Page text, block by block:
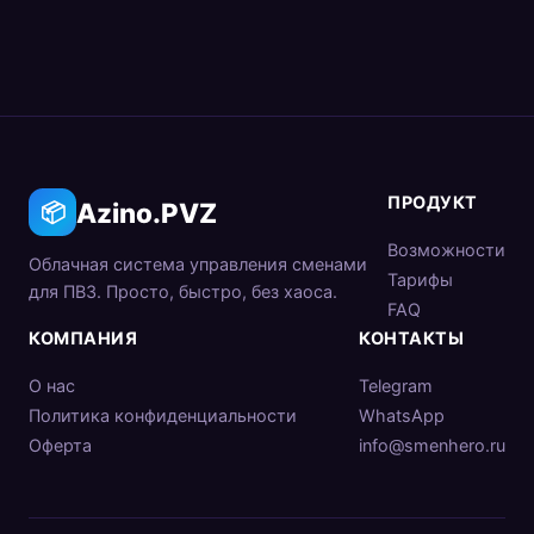
📦 Azino.PVZ
Облачная система управления сменами
для ПВЗ. Просто, быстро, без хаоса.
ПРОДУКТ
Возможности
Тарифы
FAQ
КОМПАНИЯ
О нас
Политика конфиденциальности
Оферта
КОНТАКТЫ
Telegram
WhatsApp
info@smenhero.ru